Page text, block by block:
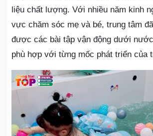
liệu chất lượng. Với nhiều năm kinh
vực chăm sóc mẹ và bé, trung tâm
được các bài tập vận động dưới
phù hợp với từng mốc phát triển của